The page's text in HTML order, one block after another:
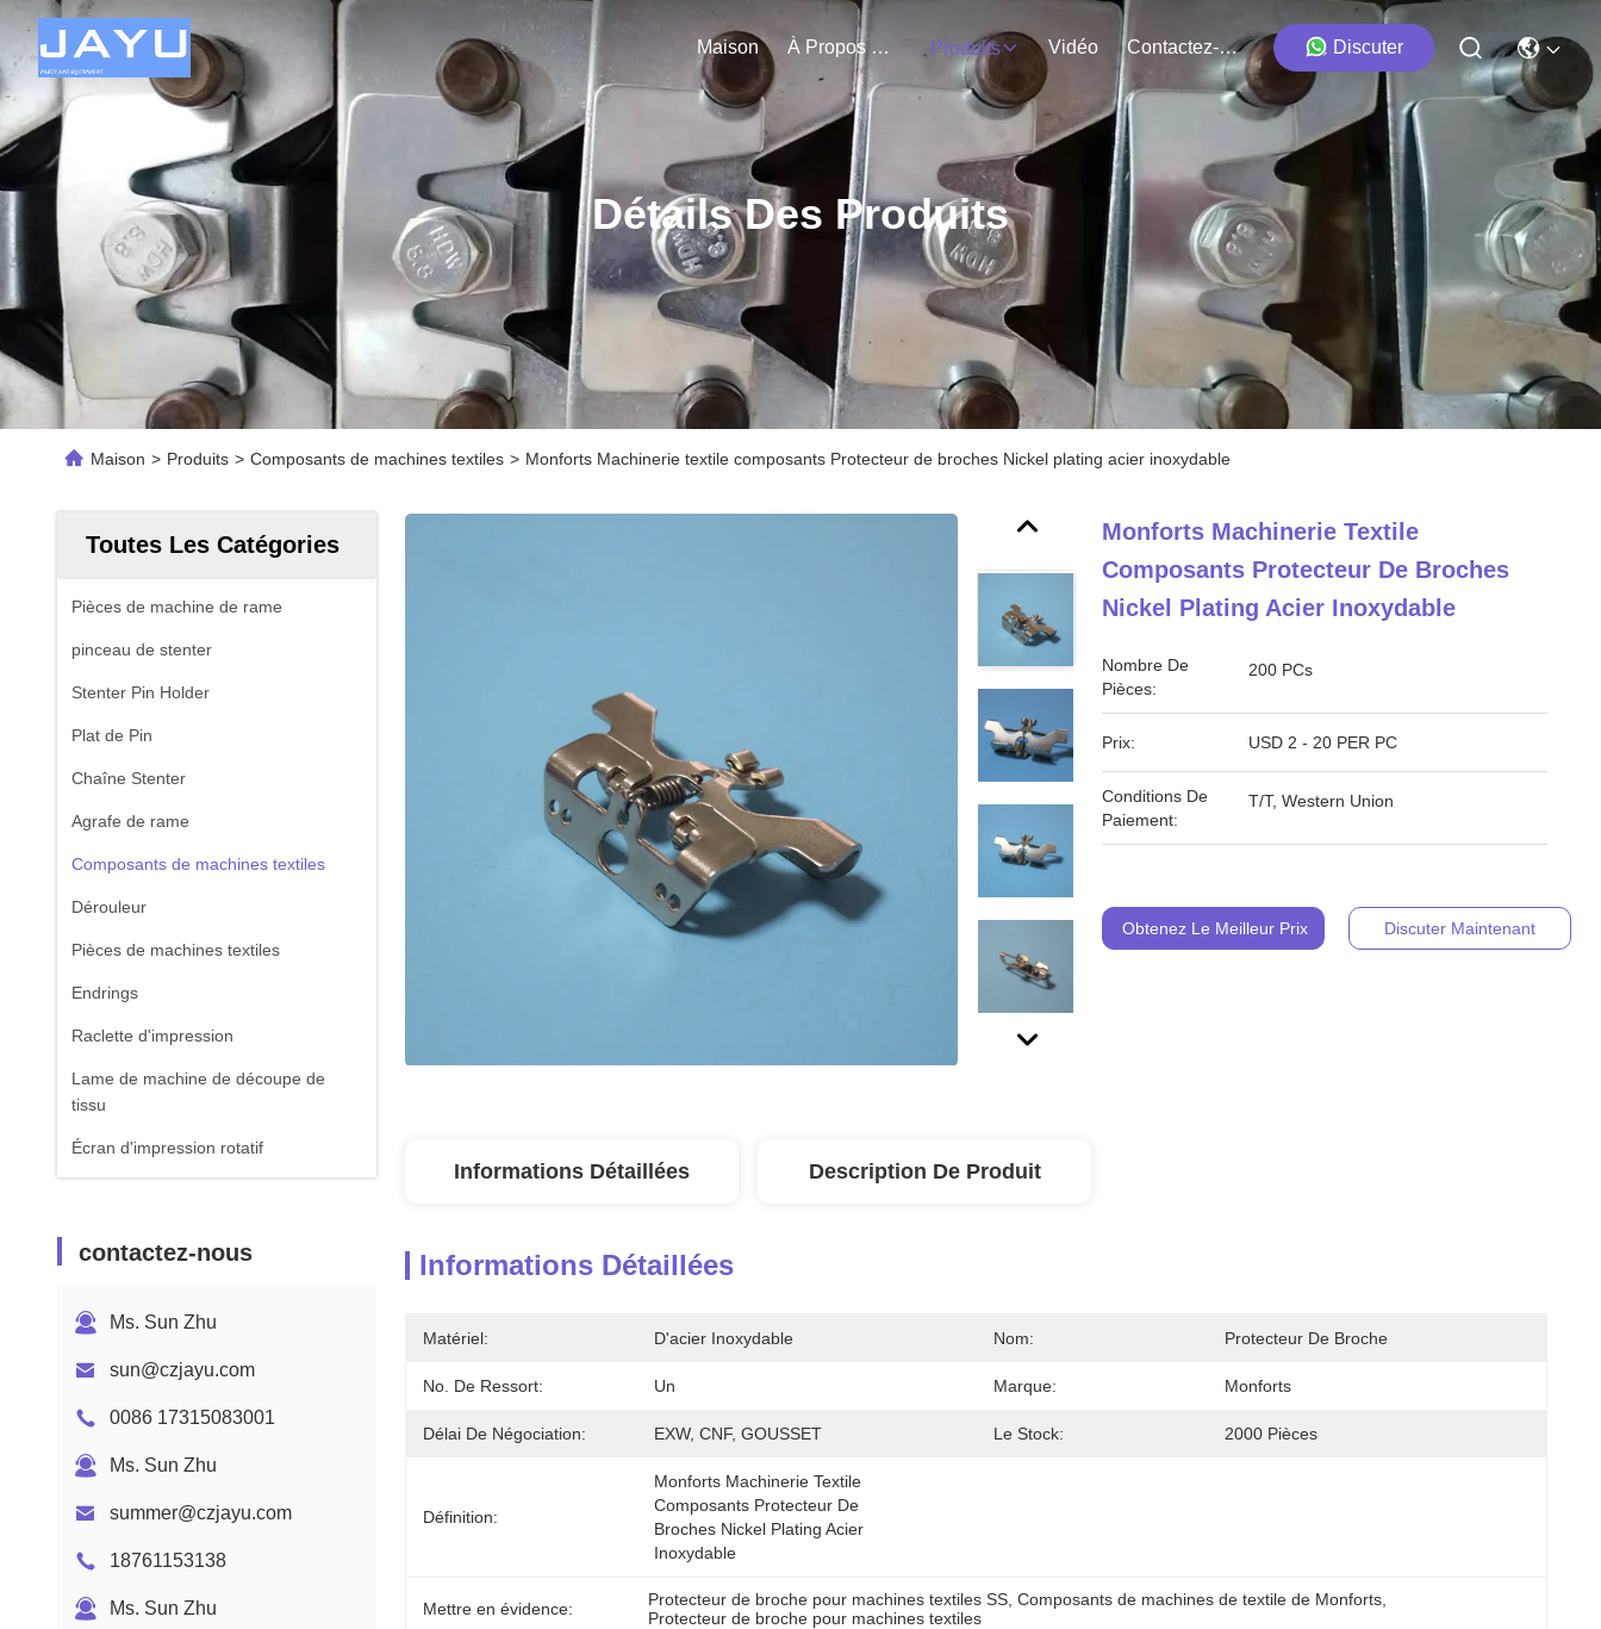
Maison À Propos De Nous Produits Vidéo Contactez-Nous Discuter
Détails Des Produits
Maison > Produits > Composants de machines textiles > Monforts Machinerie textile composants Protecteur de broches Nickel plating acier inoxydable
Toutes Les Catégories
Pièces de machine de rame
pinceau de stenter
Stenter Pin Holder
Plat de Pin
Chaîne Stenter
Agrafe de rame
Composants de machines textiles
Dérouleur
Pièces de machines textiles
Endrings
Raclette d'impression
Lame de machine de découpe de
tissu
Écran d'impression rotatif
contactez-nous
Ms. Sun Zhu
sun@czjayu.com
0086 17315083001
Ms. Sun Zhu
summer@czjayu.com
18761153138
Ms. Sun Zhu
Monforts Machinerie Textile
Composants Protecteur De Broches
Nickel Plating Acier Inoxydable
Nombre De
Pièces:
200 PCs
Prix: USD 2 - 20 PER PC
Conditions De
Paiement:
T/T, Western Union
Obtenez Le Meilleur Prix Discuter Maintenant
Informations Détaillées Description De Produit
Informations Détaillées
Matériel: D'acier Inoxydable Nom: Protecteur De Broche
No. De Ressort: Un Marque: Monforts
Délai De Négociation: EXW, CNF, GOUSSET Le Stock: 2000 Pièces
Définition:
Monforts Machinerie Textile
Composants Protecteur De
Broches Nickel Plating Acier
Inoxydable
Mettre en évidence: Protecteur de broche pour machines textiles SS, Composants de machines de textile de Monforts,
Protecteur de broche pour machines textiles